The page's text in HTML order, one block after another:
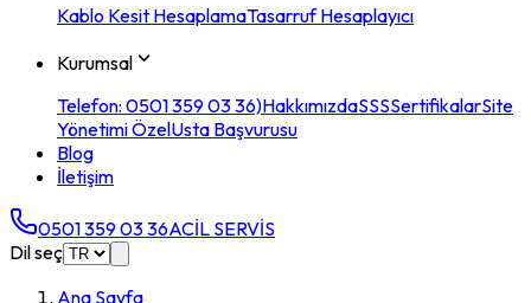
Kablo Kesit HesaplamaTasarruf Hesaplayıcı
Kurumsal
Telefon: 0501 359 03 36)HakkımızdaSSSSertifikalarSite
Yönetimi ÖzelUsta Başvurusu
Blog
İletişim
0501 359 03 36ACİL SERVİS
Dil seç
Ana Sayfa